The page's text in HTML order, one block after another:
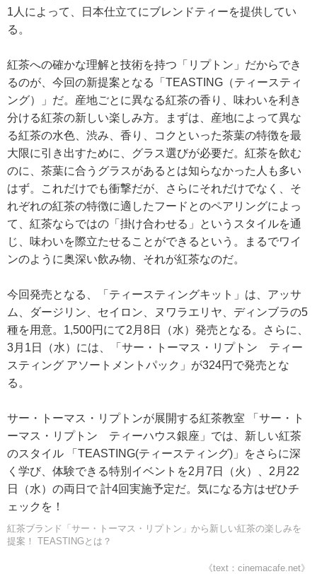
1人によって、日本仕立てにブレンドティーを提供してい
る。
紅茶への確かな理解と技術を持つ「リプトン」だからでき
るのが、今回の新提案となる「TEASTING（ティースティ
ング）」だ。産地ごとに異なる紅茶の香り、味わいを利き
分ける紅茶の新しい楽しみ方。まずは、産地によって異な
る紅茶の水色、渋み、香り、コクといった茶葉の特徴を最
大限に引き出すために、グラス選びが必要だ。紅茶を飲む
のに、茶葉に合うグラスがあるとは知らなかった人も多い
はず。これだけでも衝撃だが、さらにそれだけでなく、そ
れぞれの紅茶の特徴に適したフードとのペアリングによっ
て、紅茶ならではの「掛け合わせる」というスタイルを通
じ、味わいを際立たせることができるという。まるでワイ
ンのように奥深い飲み物、それが紅茶なのだ。
今回発売となる、「ティースティングキット」は、アッサ
ム、ダージリン、セイロン、ヌワラエリヤ、ディンブラの5
種を用意。1,500円にて2月8日（水）発売となる。さらに、
3月1日（水）には、「サー・トーマス・リプトン ティー
スティング アソートメントパック」が324円で発売とな
る。
サー・トーマス・リプトンが展開する紅茶教室 「サー・ト
ーマス・リプトン ティーハウス銀座」では、新しい紅茶
のスタイル 「TEASTING(ティースティング)」をさらに深
く学び、体験できる特別イベントを2月7日（火）、2月22
日（水）の両日で 計4回実施予定だ。気になる方はぜひチ
ェックを！
紅茶ブランド「サー・トーマス・リプトン」から新しい紅茶の楽しみを
提案！ TEASTINGとは？
《text：cinemacafe.net》